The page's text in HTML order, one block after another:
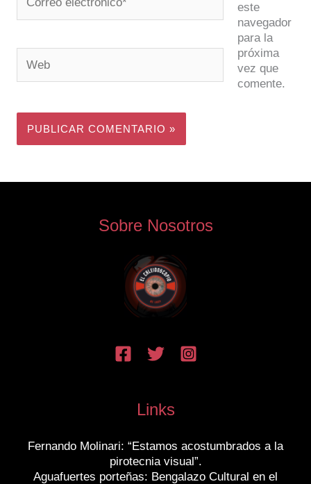
electrónico*
este
navegador
para la
próxima
vez que
comente.
Sobre Nosotros
Links
Fernando Molinari: “Estamos acostumbrados a la
pirotecnia visual”.
Aguafuertes porteñas: Bengalazo Cultural en el